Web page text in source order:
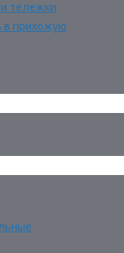
тележки
в прихожую